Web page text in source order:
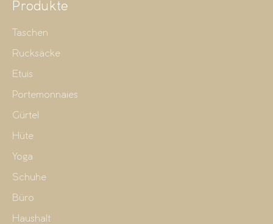
Produkte
Taschen
Rucksäcke
Etuis
Portemonnaies
Gürtel
Hüte
Yoga
Schuhe
Büro
Haushalt